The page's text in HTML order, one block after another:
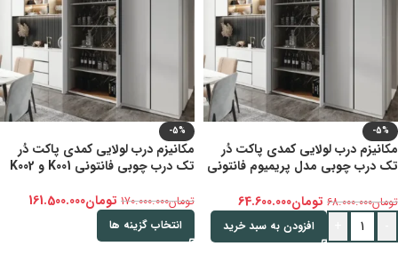
-5%
مکانیزم درب لولایی کمدی پاکت د‌ُر
تک درب چوبی مدل پریمیوم فانتونی
تومان68.000.000 تومان64.600.000
افزودن به سبد خرید
-5%
مکانیزم درب لولایی کمدی پاکت دُر
تک درب چوبی فانتونی K001 و K002
تومان170.000.000 تومان161.500.000
انتخاب گزینه ها